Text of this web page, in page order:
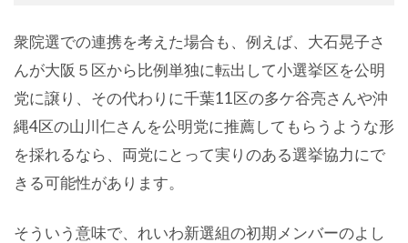
衆院選での連携を考えた場合も、例えば、大石晃子さ
んが大阪５区から比例単独に転出して小選挙区を公明
党に譲り、その代わりに千葉11区の多ケ谷亮さんや沖
縄4区の山川仁さんを公明党に推薦してもらうような形
を採れるなら、両党にとって実りのある選挙協力にで
きる可能性があります。
そういう意味で、れいわ新選組の初期メンバーのよし